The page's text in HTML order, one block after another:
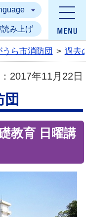
がうら市
読み上げ
ら市消防団 > 過去
2017年11月22日
教育 日曜講